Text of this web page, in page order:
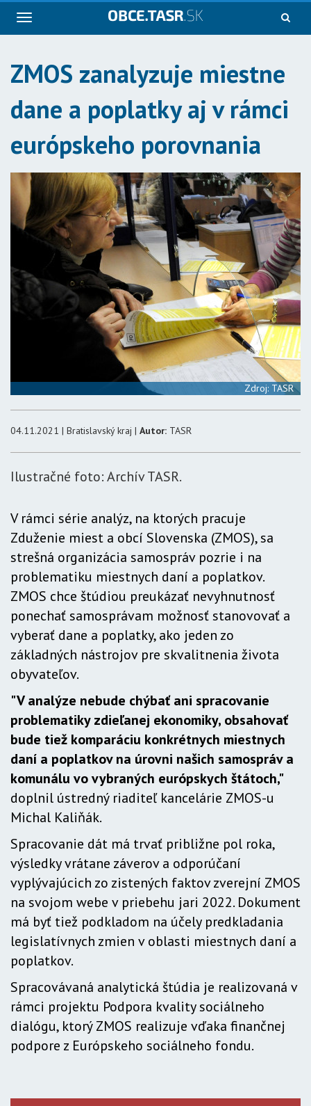
Navigácia
ZMOS zanalyzuje miestne
dane a poplatky aj v rámci
európskeho porovnania
Zdroj: TASR
04.11.2021 | Bratislavský kraj | Autor: TASR
Ilustračné foto: Archív TASR.
V rámci série analýz, na ktorých pracuje
Zduženie miest a obcí Slovenska (ZMOS), sa
strešná organizácia samospráv pozrie i na
problematiku miestnych daní a poplatkov.
ZMOS chce štúdiou preukázať nevyhnutnosť
ponechať samosprávam možnosť stanovovať a
vyberať dane a poplatky, ako jeden zo
základných nástrojov pre skvalitnenia života
obyvateľov.
"V analýze nebude chýbať ani spracovanie
problematiky zdieľanej ekonomiky, obsahovať
bude tiež komparáciu konkrétnych miestnych
daní a poplatkov na úrovni našich samospráv a
komunálu vo vybraných európskych štátoch,"
doplnil ústredný riaditeľ kancelárie ZMOS-u
Michal Kaliňák.
Spracovanie dát má trvať približne pol roka,
výsledky vrátane záverov a odporúčaní
vyplývajúcich zo zistených faktov zverejní ZMOS
na svojom webe v priebehu jari 2022. Dokument
má byť tiež podkladom na účely predkladania
legislatívnych zmien v oblasti miestnych daní a
poplatkov.
Spracovávaná analytická štúdia je realizovaná v
rámci projektu Podpora kvality sociálneho
dialógu, ktorý ZMOS realizuje vďaka finančnej
podpore z Európskeho sociálneho fondu.